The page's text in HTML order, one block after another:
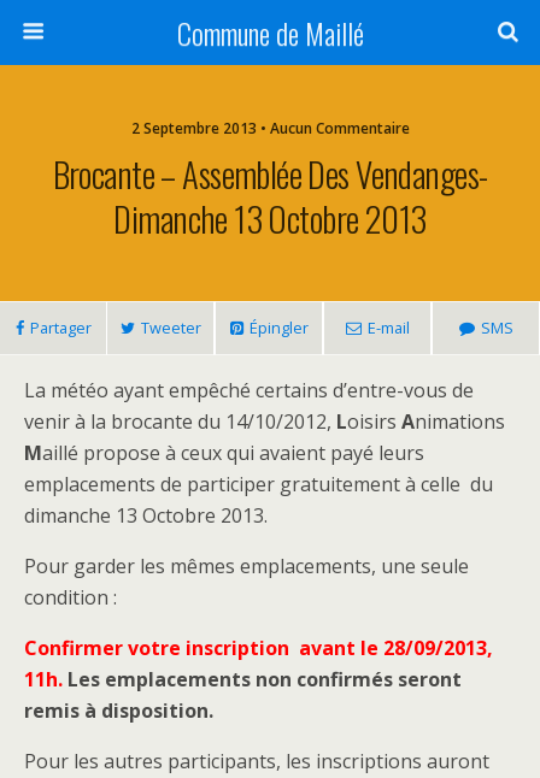
Commune de Maillé
2 Septembre 2013 • Aucun Commentaire
Brocante – Assemblée Des Vendanges-
Dimanche 13 Octobre 2013
Partager Tweeter Épingler E-mail SMS
La météo ayant empêché certains d’entre-vous de
venir à la brocante du 14/10/2012, Loisirs Animations
Maillé propose à ceux qui avaient payé leurs
emplacements de participer gratuitement à celle du
dimanche 13 Octobre 2013.
Pour garder les mêmes emplacements, une seule
condition :
Confirmer votre inscription avant le 28/09/2013,
11h. Les emplacements non confirmés seront
remis à disposition.
Pour les autres participants, les inscriptions auront